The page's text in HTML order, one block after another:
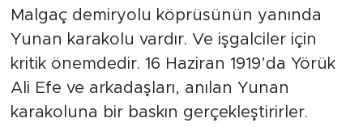
Malgaç demiryolu köprüsünün yanında
Yunan karakolu vardır. Ve işgalciler için
kritik önemdedir. 16 Haziran 1919’da Yörük
Ali Efe ve arkadaşları, anılan Yunan
karakoluna bir baskın gerçekleştirirler.